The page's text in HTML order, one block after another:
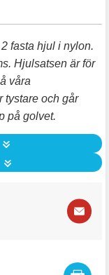
fasta hjul i nylon.
Hjulsatsen är för
våra
tystare och går
på golvet.